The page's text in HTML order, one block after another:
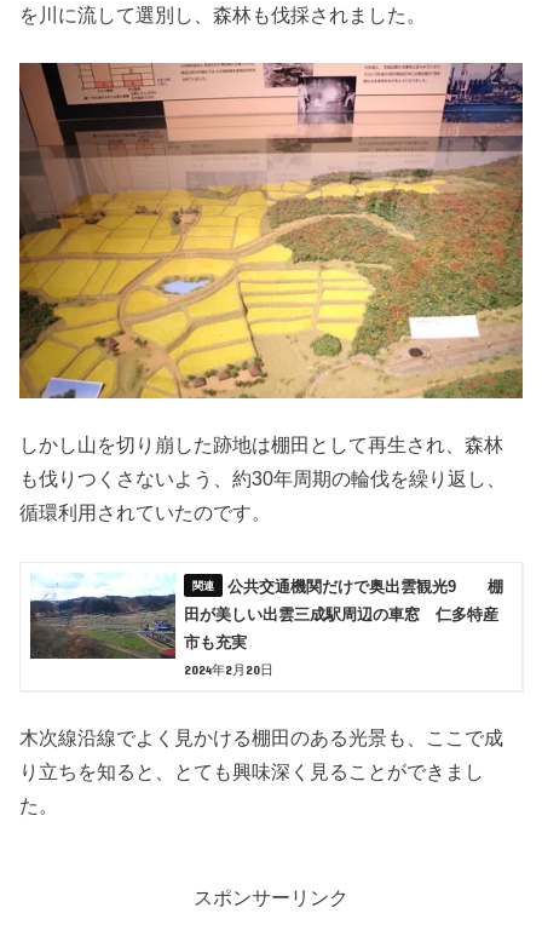
を川に流して選別し、森林も伐採されました。
しかし山を切り崩した跡地は棚田として再生され、森林
も伐りつくさないよう、約30年周期の輪伐を繰り返し、
循環利用されていたのです。
公共交通機関だけで奥出雲観光9 棚
田が美しい出雲三成駅周辺の車窓 仁多特産
市も充実
2024年2月20日
木次線沿線でよく見かける棚田のある光景も、ここで成
り立ちを知ると、とても興味深く見ることができまし
た。
スポンサーリンク